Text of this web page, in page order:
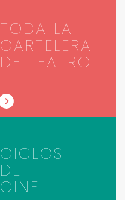
TODA LA
CARTELERA
DE TEATRO
CICLOS
DE
CINE